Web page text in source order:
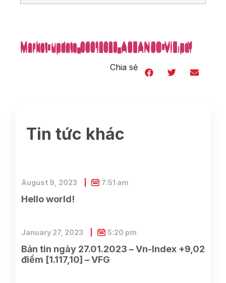
Market-update_06012023_ASEANSC-VIE.pdf
Market-update_06012023_ASEANSC-VIE.pdf
Market-update_06012023_ASEANSC-VIE.pdf
Market-update_06012023_ASEANSC-VIE.pdf
Market-update_06012023_ASEANSC-VIE.pdf
Market-update_06012023_ASEANSC-VIE.pdf
Market-update_06012023_ASEANSC-VIE.pdf
Market-update_06012023_ASEANSC-VIE.pdf
Market-update_06012023_ASEANSC-VIE.pdf
Market-update_06012023_ASEANSC-VIE.pdf
Market-update_06012023_ASEANSC-VIE.pdf
Market-update_06012023_ASEANSC-VIE.pdf
Chia sẻ
Tin tức khác
Hello world!
August 9, 2023 7:51 am
Bản tin ngày 27.01.2023 – Vn-Index +9,02
điểm [1.117,10] – VFG
January 27, 2023 5:20 pm